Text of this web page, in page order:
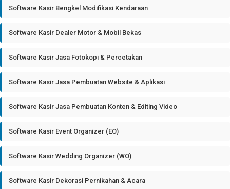
Software Kasir Bengkel Modifikasi Kendaraan
Software Kasir Dealer Motor & Mobil Bekas
Software Kasir Jasa Fotokopi & Percetakan
Software Kasir Jasa Pembuatan Website & Aplikasi
Software Kasir Jasa Pembuatan Konten & Editing Video
Software Kasir Event Organizer (EO)
Software Kasir Wedding Organizer (WO)
Software Kasir Dekorasi Pernikahan & Acara